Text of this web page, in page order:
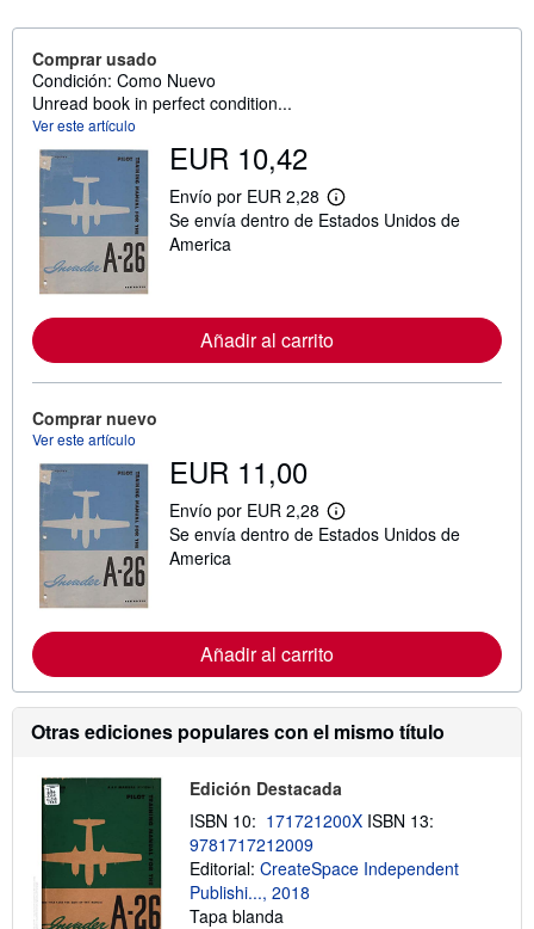
Comprar usado
Condición: Como Nuevo
Unread book in perfect condition...
Ver este artículo
EUR 10,42
Envío por EUR 2,28
M
á
a
c
r
e
l
r
a
s
e
v
í
o
Se envía dentro de Estados Unidos de
America
Añadir al carrito
Comprar nuevo
Ver este artículo
EUR 11,00
Envío por EUR 2,28
M
á
a
c
ó
o
r
a
Se envía dentro de Estados Unidos de
America
Añadir al carrito
Otras ediciones populares con el mismo título
Edición Destacada
ISBN 10: 171721200X ISBN 13:
9781717212009
Editorial: CreateSpace Independent
Publishi..., 2018
Tapa blanda